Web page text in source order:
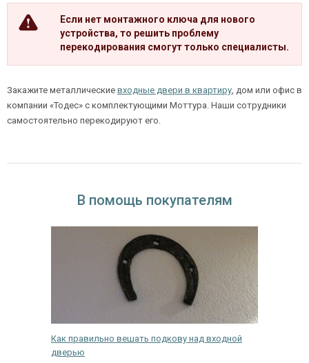
Если нет монтажного ключа для нового
устройства, то решить проблему
перекодирования смогут только специалисты.
Закажите металлические входные двери в квартиру , дом или офис в
компании «Тодес» с комплектующими Моттура. Наши сотрудники
самостоятельно перекодируют его.
В помощь покупателям
Как правильно вешать подкову над входной
дверью